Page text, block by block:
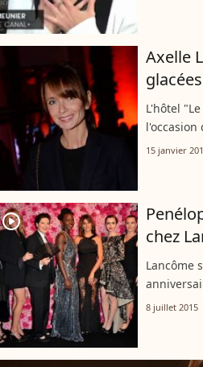
Axelle
L'hôtel
l'occasion
15 janvier
player2
chez
Lancôme
8 juillet 2015